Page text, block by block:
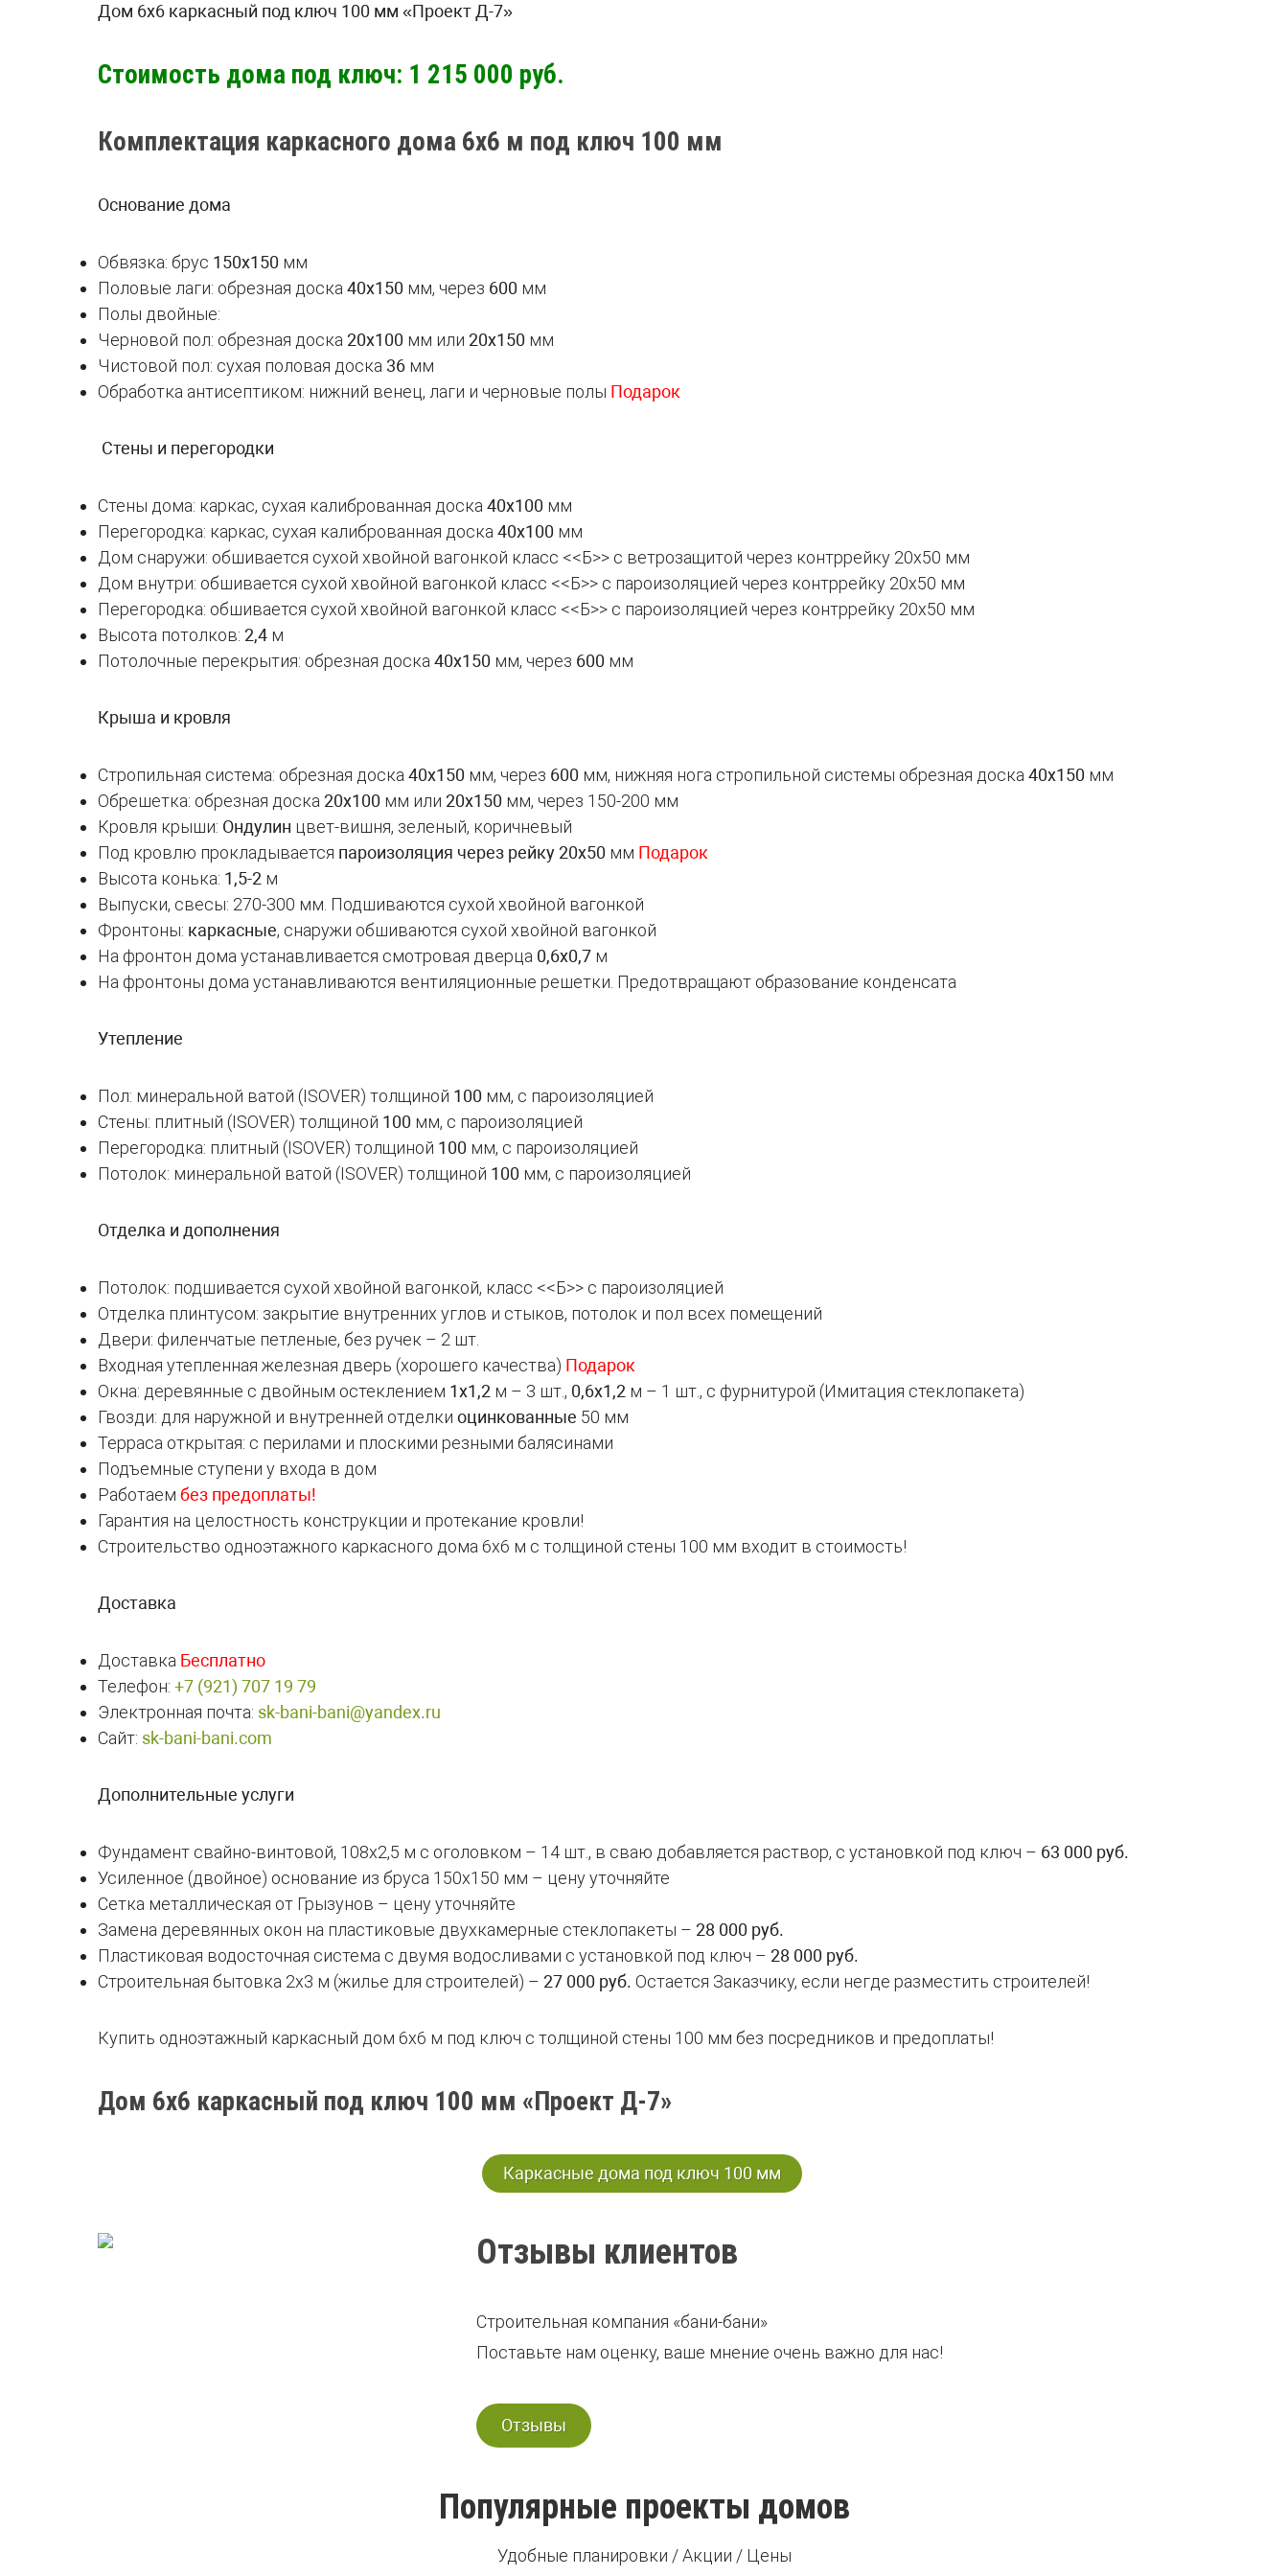
Дом 6х6 каркасный под ключ 100 мм «Проект Д-7»
Стоимость дома под ключ: 1 215 000 руб.
Комплектация каркасного дома 6х6 м под ключ 100 мм
Основание дома
Обвязка: брус 150х150 мм
Половые лаги: обрезная доска 40х150 мм, через 600 мм
Полы двойные:
Черновой пол: обрезная доска 20х100 мм или 20х150 мм
Чистовой пол: сухая половая доска 36 мм
Обработка антисептиком: нижний венец, лаги и черновые полы Подарок
Стены и перегородки
Стены дома: каркас, сухая калиброванная доска 40х100 мм
Перегородка: каркас, сухая калиброванная доска 40х100 мм
Дом снаружи: обшивается сухой хвойной вагонкой класс <<Б>> с ветрозащитой через контррейку 20х50 мм
Дом внутри: обшивается сухой хвойной вагонкой класс <<Б>> с пароизоляцией через контррейку 20х50 мм
Перегородка: обшивается сухой хвойной вагонкой класс <<Б>> с пароизоляцией через контррейку 20х50 мм
Высота потолков: 2,4 м
Потолочные перекрытия: обрезная доска 40х150 мм, через 600 мм
Крыша и кровля
Стропильная система: обрезная доска 40х150 мм, через 600 мм, нижняя нога стропильной системы обрезная доска 40х150 мм
Обрешетка: обрезная доска 20х100 мм или 20х150 мм, через 150-200 мм
Кровля крыши: Ондулин цвет-вишня, зеленый, коричневый
Под кровлю прокладывается пароизоляция через рейку 20х50 мм Подарок
Высота конька: 1,5-2 м
Выпуски, свесы: 270-300 мм. Подшиваются сухой хвойной вагонкой
Фронтоны: каркасные, снаружи обшиваются сухой хвойной вагонкой
На фронтон дома устанавливается смотровая дверца 0,6х0,7 м
На фронтоны дома устанавливаются вентиляционные решетки. Предотвращают образование конденсата
Утепление
Пол: минеральной ватой (ISOVER) толщиной 100 мм, с пароизоляцией
Стены: плитный (ISOVER) толщиной 100 мм, с пароизоляцией
Перегородка: плитный (ISOVER) толщиной 100 мм, с пароизоляцией
Потолок: минеральной ватой (ISOVER) толщиной 100 мм, с пароизоляцией
Отделка и дополнения
Потолок: подшивается сухой хвойной вагонкой, класс <<Б>> с пароизоляцией
Отделка плинтусом: закрытие внутренних углов и стыков, потолок и пол всех помещений
Двери: филенчатые петленые, без ручек – 2 шт.
Входная утепленная железная дверь (хорошего качества) Подарок
Окна: деревянные с двойным остеклением 1х1,2 м – 3 шт., 0,6х1,2 м – 1 шт., с фурнитурой (Имитация стеклопакета)
Гвозди: для наружной и внутренней отделки оцинкованные 50 мм
Терраса открытая: с перилами и плоскими резными балясинами
Подъемные ступени у входа в дом
Работаем без предоплаты!
Гарантия на целостность конструкции и протекание кровли!
Строительство одноэтажного каркасного дома 6х6 м с толщиной стены 100 мм входит в стоимость!
Доставка
Доставка Бесплатно
Телефон: +7 (921) 707 19 79
Электронная почта: sk-bani-bani@yandex.ru
Сайт: sk-bani-bani.com
Дополнительные услуги
Фундамент свайно-винтовой, 108х2,5 м с оголовком – 14 шт., в сваю добавляется раствор, с установкой под ключ – 63 000 руб.
Усиленное (двойное) основание из бруса 150х150 мм – цену уточняйте
Сетка металлическая от Грызунов – цену уточняйте
Замена деревянных окон на пластиковые двухкамерные стеклопакеты – 28 000 руб.
Пластиковая водосточная система с двумя водосливами с установкой под ключ – 28 000 руб.
Строительная бытовка 2х3 м (жилье для строителей) – 27 000 руб. Остается Заказчику, если негде разместить строителей!
Купить одноэтажный каркасный дом 6х6 м под ключ с толщиной стены 100 мм без посредников и предоплаты!
Дом 6х6 каркасный под ключ 100 мм «Проект Д-7»
Каркасные дома под ключ 100 мм
Отзывы клиентов
Строительная компания «бани-бани»
Поставьте нам оценку, ваше мнение очень важно для нас!
Отзывы
Популярные проекты домов
Удобные планировки / Акции / Цены